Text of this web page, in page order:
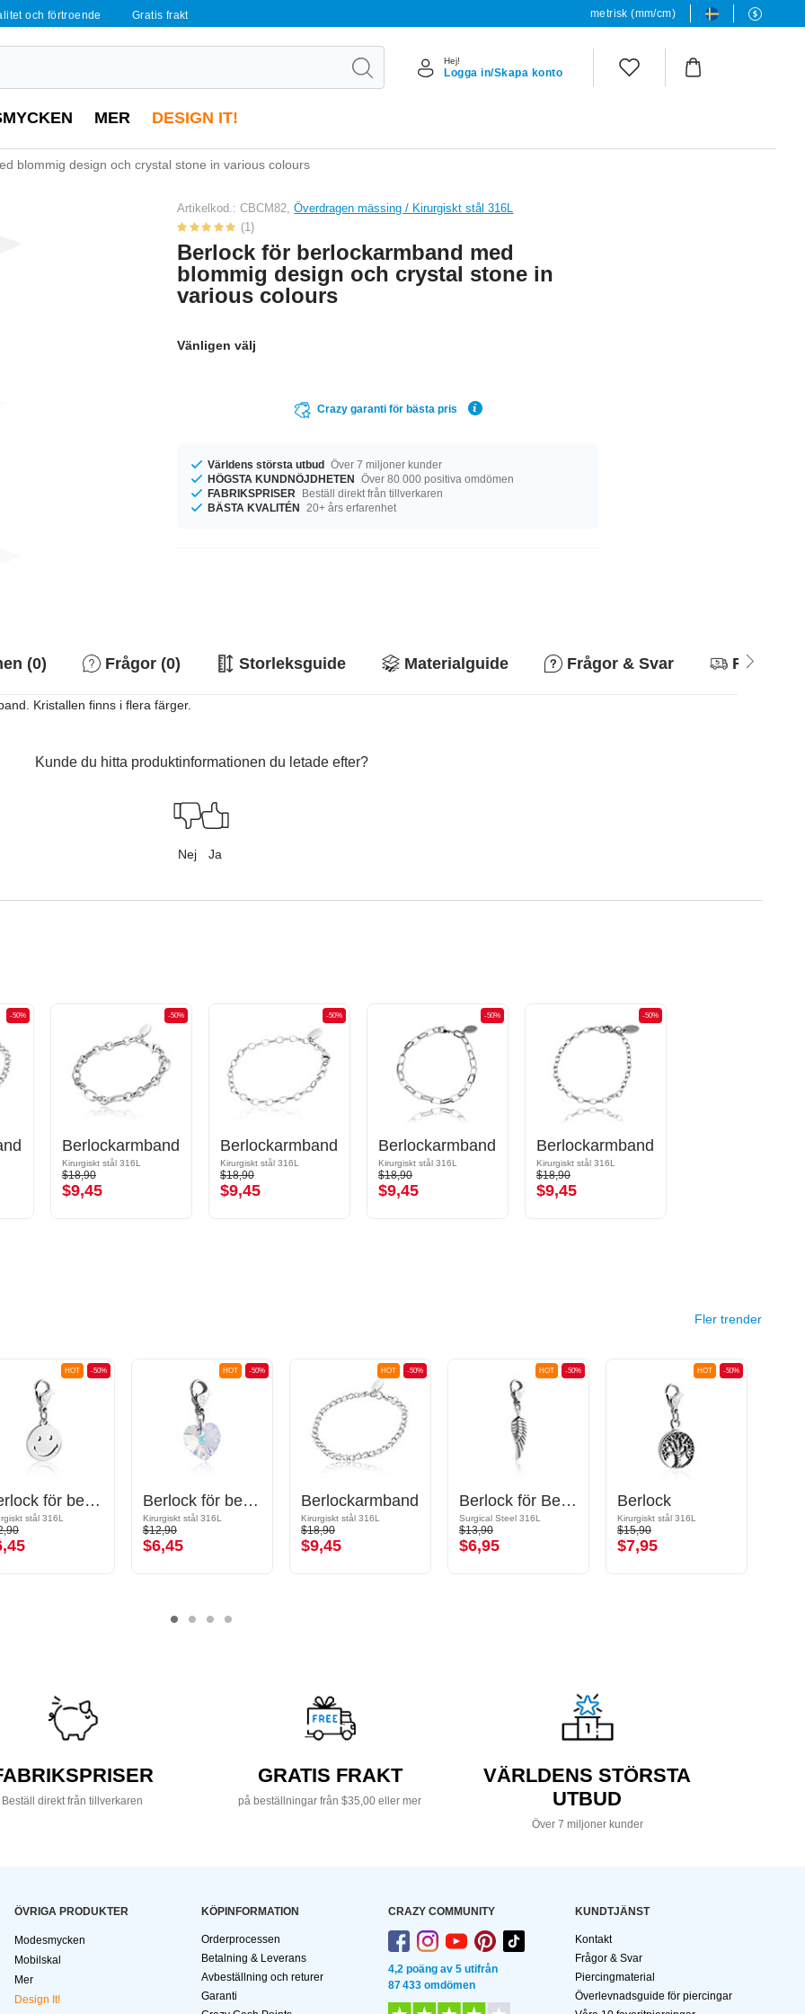
och förtroende Gratis frakt metrisk (mm/cm)
Hej!
Logga in/Skapa konto
MER DESIGN IT!
blommig design och crystal stone in various colours
Artikelkod.: CBCM82,Överdragen mässing / Kirurgiskt stål 316L
(1)
Berlock för berlockarmband med
blommig design och crystal stone in
various colours
Vänligen välj
Crazy garanti för bästa pris
Världens största utbud Över 7 miljoner kunder
HÖGSTA KUNDNÖJDHETEN Över 80 000 positiva omdömen
FABRIKSPRISER
Beställ direkt från tillverkaren
BÄSTA KVALITÉN
20+ års erfarenhet
(0) Frågor (0) Storleksguide Materialguide Frågor & Svar
Kristallen finns i flera färger.
Kunde du hitta produktinformationen du letade efter?
Nej Ja
-50% -50%
Berlockarmband
Kirurgiskt stål 316L
$18,90
$9,45
-50%
Berlockarmband
Kirurgiskt stål 316L
$18,90
$9,45
-50%
Berlockarmband
Kirurgiskt stål 316L
$18,90
$9,45
-50%
Berlockarmband
Kirurgiskt stål 316L
$18,90
$9,45
Fler trender
-50%
HOT
Berlock för berlockarmband med Smiley design
stål 316L
-50%
HOT
Berlock för berlockarmband
Kirurgiskt stål 316L
$12,90
$6,45
-50%
HOT
Berlockarmband
Kirurgiskt stål 316L
$18,90
$9,45
-50%
HOT
Berlock för Berlock-Armband
Surgical Steel 316L
$13,90
$6,95
-50%
HOT
Berlock
Kirurgiskt stål 316L
$15,90
$7,95
Beställ direkt från tillverkaren
GRATIS FRAKT
på beställningar från $35,00 eller mer
VÄRLDENS STÖRSTA
UTBUD
Över 7 miljoner kunder
ÖVRIGA PRODUKTER
Modesmycken
Mobilskal
Mer
Design It!
KÖPINFORMATION
Orderprocessen
Betalning & Leverans
Avbeställning och returer
Garanti
CRAZY COMMUNITY
4,2 poäng av 5 utifrån
87 433 omdömen
KUNDTJÄNST
Kontakt
Frågor & Svar
Piercingmaterial
Överlevnadsguide för piercingar